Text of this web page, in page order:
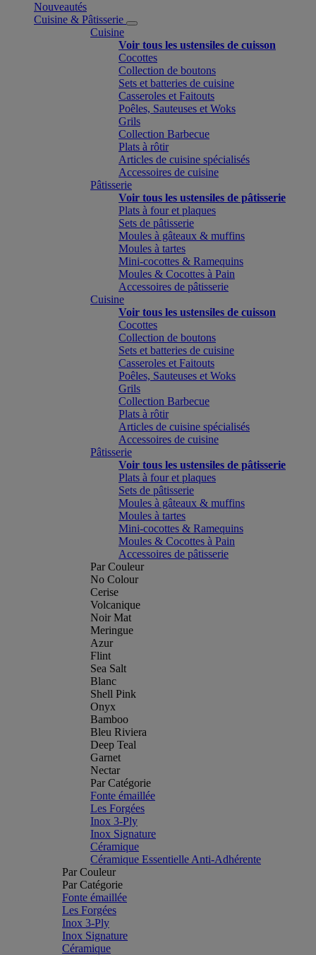
Nouveautés
Cuisine & Pâtisserie
Cuisine
Voir tous les ustensiles de cuisson
Cocottes
Collection de boutons
Sets et batteries de cuisine
Casseroles et Faitouts
Poêles, Sauteuses et Woks
Grils
Collection Barbecue
Plats à rôtir
Articles de cuisine spécialisés
Accessoires de cuisine
Pâtisserie
Voir tous les ustensiles de pâtisserie
Plats à four et plaques
Sets de pâtisserie
Moules à gâteaux & muffins
Moules à tartes
Mini-cocottes & Ramequins
Moules & Cocottes à Pain
Accessoires de pâtisserie
Cuisine
Voir tous les ustensiles de cuisson
Cocottes
Collection de boutons
Sets et batteries de cuisine
Casseroles et Faitouts
Poêles, Sauteuses et Woks
Grils
Collection Barbecue
Plats à rôtir
Articles de cuisine spécialisés
Accessoires de cuisine
Pâtisserie
Voir tous les ustensiles de pâtisserie
Plats à four et plaques
Sets de pâtisserie
Moules à gâteaux & muffins
Moules à tartes
Mini-cocottes & Ramequins
Moules & Cocottes à Pain
Accessoires de pâtisserie
Par Couleur
No Colour
Cerise
Volcanique
Noir Mat
Meringue
Azur
Flint
Sea Salt
Blanc
Shell Pink
Onyx
Bamboo
Bleu Riviera
Deep Teal
Garnet
Nectar
Par Catégorie
Fonte émaillée
Les Forgées
Inox 3-Ply
Inox Signature
Céramique
Céramique Essentielle Anti-Adhérente
Par Couleur
Par Catégorie
Fonte émaillée
Les Forgées
Inox 3-Ply
Inox Signature
Céramique